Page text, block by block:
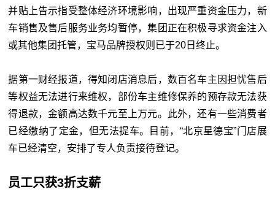
并贴上告示指受整体经济环境影响，出现严重资金压力，新
车销售及售后服务业务均暂停，集团正在积极寻求资金注入
或其他集团托管，宝马品牌授权则已于20日终止。
据第一财经报道，得知闭店消息后，数百名车主因担忧售后
等权益无法进行来维权，部份车主维修保养的预存款无法获
得退款，金额高达数千元至上万元。此外，还有一些消费者
已经缴纳了定金，但无法提车。目前，“北京星德宝”门店展
车已经清空，安排了专人负责接待登记。
员工只获3折支薪